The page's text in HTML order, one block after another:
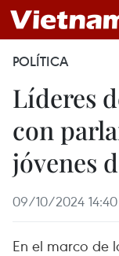
POLÍTICA
Líderes
con
jóvenes
09/10/2024 14:40
En el marco de